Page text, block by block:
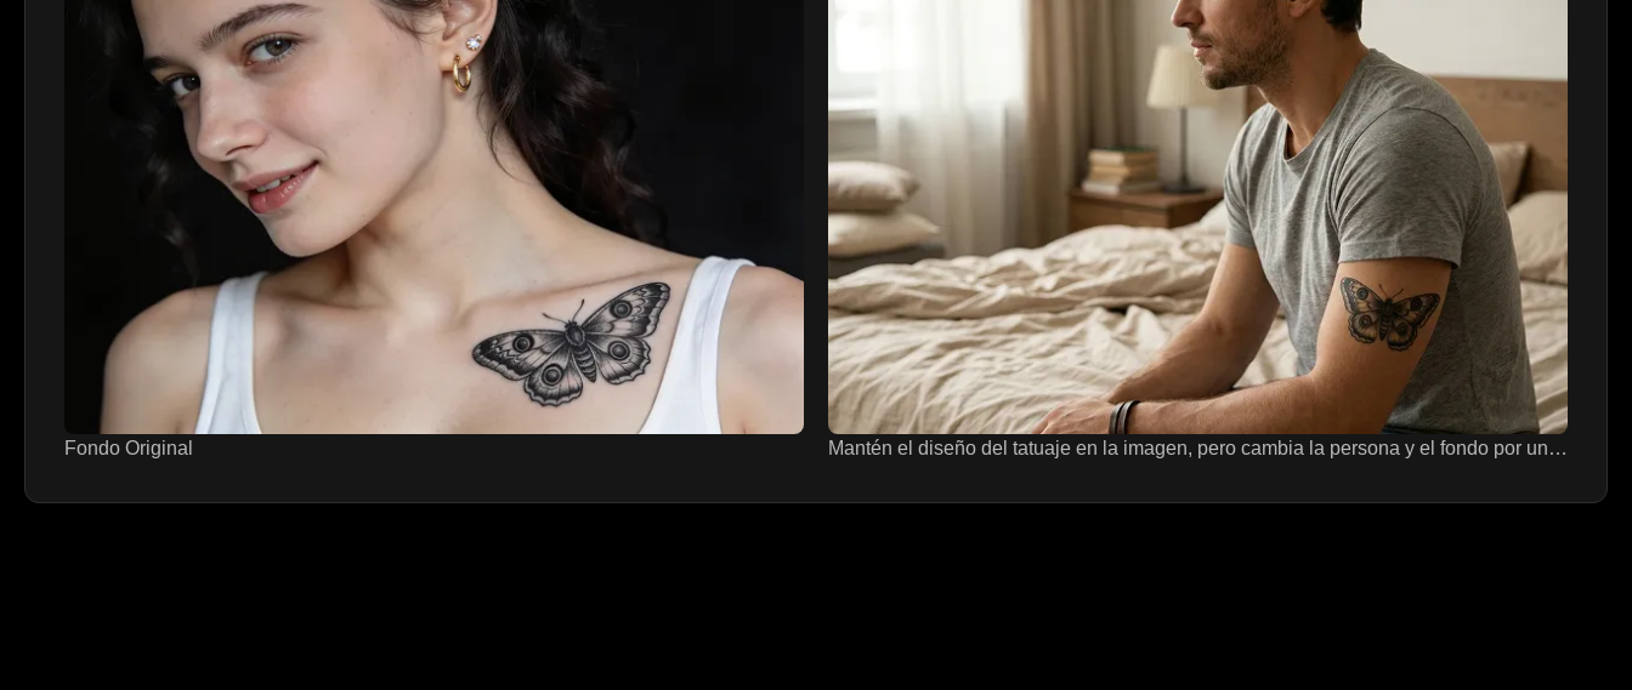
Fondo Original Mantén el diseño del tatuaje en la imagen, pero cambia la persona y el fondo por un hombre de perfil y una habitación. El diseño del tatuaje aparecerá ahora en el brazo del hombre.